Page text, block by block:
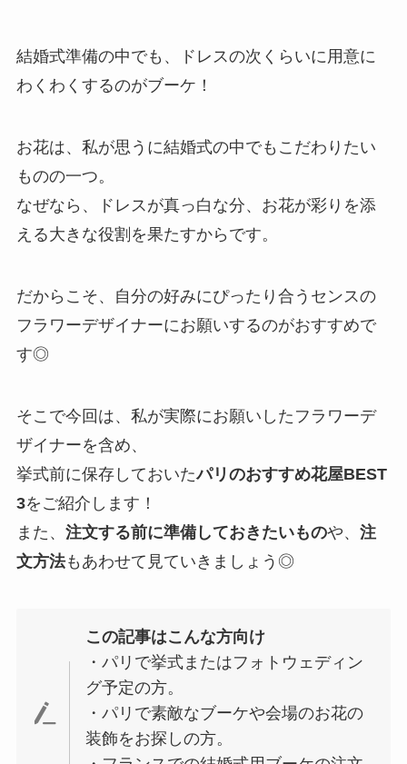
結婚式準備の中でも、ドレスの次くらいに用意に
わくわくするのがブーケ！
お花は、私が思うに結婚式の中でもこだわりたい
ものの一つ。
なぜなら、ドレスが真っ白な分、お花が彩りを添
える大きな役割を果たすからです。
だからこそ、自分の好みにぴったり合うセンスの
フラワーデザイナーにお願いするのがおすすめで
す◎
そこで今回は、私が実際にお願いしたフラワーデ
ザイナーを含め、
挙式前に保存しておいたパリのおすすめ花屋BEST
3をご紹介します！
また、 注文する前に準備しておきたいものや、 注
文方法もあわせて見ていきましょう◎
この記事はこんな方向け
・パリで挙式またはフォトウェディン
グ予定の方。
・パリで素敵なブーケや会場のお花の
装飾をお探しの方。